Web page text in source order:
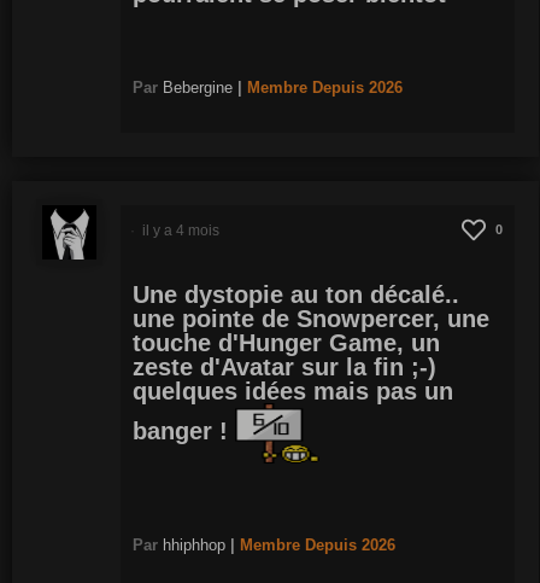
Par Bebergine Membre Depuis 2026
0
Une dystopie au ton décalé..
une pointe de Snowpercer, une
touche d'Hunger Game, un
zeste d'Avatar sur la fin ;-)
quelques idées mais pas un
banger !
Par hhiphhop Membre Depuis 2026
il y a 4 mois